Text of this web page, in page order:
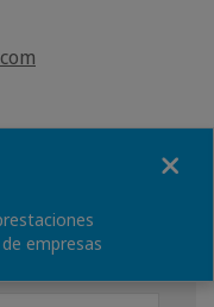
empresas